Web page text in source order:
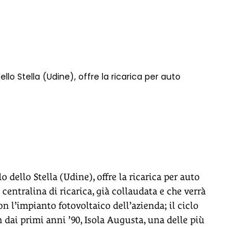
Stella (Udine), offre la ricarica per auto
dello Stella (Udine), offre la ricarica per auto
di ricarica, già collaudata e che verrà
l’impianto fotovoltaico dell’azienda; il ciclo
primi anni ’90, Isola Augusta, una delle più